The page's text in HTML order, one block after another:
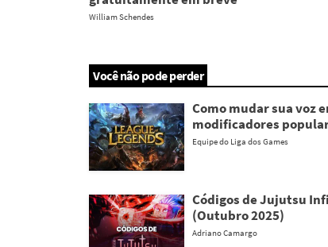
William Schendes
Você não pode perder
Como mudar sua voz
modificadores
Equipe do Liga dos Games
Códigos de Jujutsu
(Outubro 2025)
Adriano Camargo